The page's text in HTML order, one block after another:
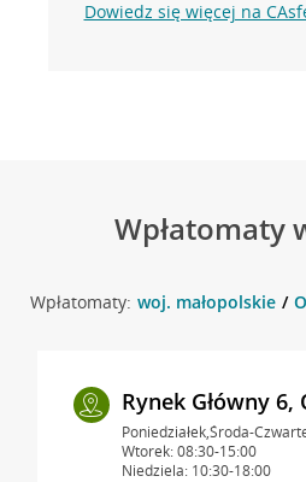
Dowiedz się więcej na
Wpłatomaty
Wpłatomaty: woj. małopolskie
Rynek Główny 6,
Poniedziałek,Środa-
Wtorek: 08:30-15:00
Niedziela: 10:30-18:00